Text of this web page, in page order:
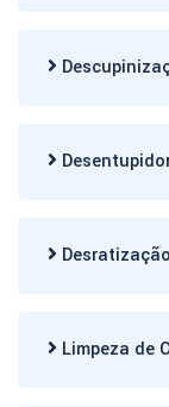
Desratização
Limpeza de